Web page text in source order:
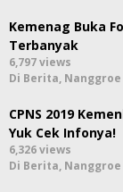
Kemenag Buka
Terbanyak
6,797 views
Di Berita, Nanggroe
CPNS 2019
Yuk Cek Infonya!
6,326 views
Di Berita, Nanggroe